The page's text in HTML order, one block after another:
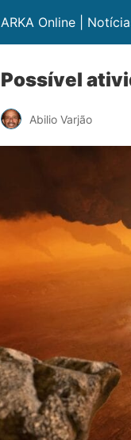
ARKA Online |
Possível
Abilio Varjão